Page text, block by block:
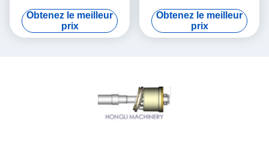
partie le kit rotatoire de
groupe de PC200-7 PC220
Obtenez le meilleur
prix
pièces de rechange de
pompe hydraulique
réparation d'excavatrice
Obtenez le meilleur
prix